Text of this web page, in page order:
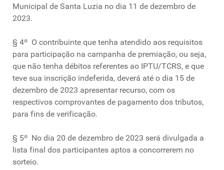
Municipal de Santa Luzia no dia 11 de dezembro de
2023.
§ 4º O contribuinte que tenha atendido aos requisitos
para participação na campanha de premiação, ou seja,
que não tenha débitos referentes ao IPTU/TCRS, e que
teve sua inscrição indeferida, deverá até o dia 15 de
dezembro de 2023 apresentar recurso, com os
respectivos comprovantes de pagamento dos tributos,
para fins de verificação.
§ 5º No dia 20 de dezembro de 2023 será divulgada a
lista final dos participantes aptos a concorrerem no
sorteio.